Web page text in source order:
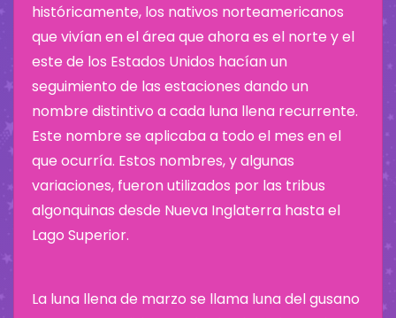
históricamente, los nativos norteamericanos
que vivían en el área que ahora es el norte y el
este de los Estados Unidos hacían un
seguimiento de las estaciones dando un
nombre distintivo a cada luna llena recurrente.
Este nombre se aplicaba a todo el mes en el
que ocurría. Estos nombres, y algunas
variaciones, fueron utilizados por las tribus
algonquinas desde Nueva Inglaterra hasta el
Lago Superior.
La luna llena de marzo se llama luna del gusano